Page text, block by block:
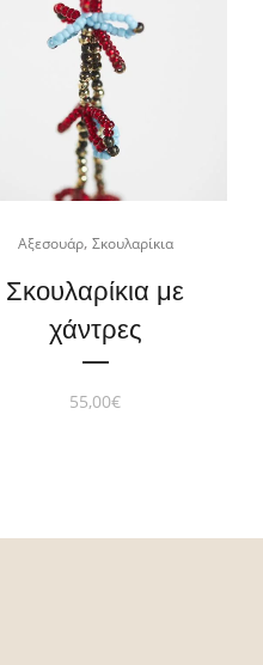
Αξεσουάρ, Σκουλαρίκια
Σκουλαρίκια με
χάντρες
55,00€